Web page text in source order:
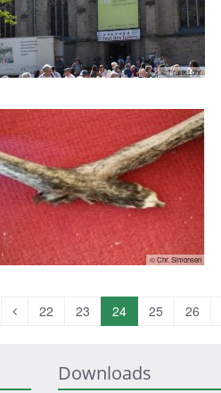
© Frank Löhr
© Chr. Simonsen
Vorherige
22 23 24 25 26
Downloads